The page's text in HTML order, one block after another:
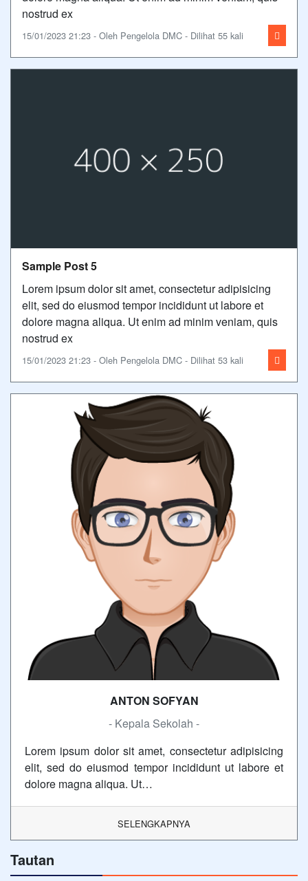
nostrud ex
15/01/2023 21:23 - Oleh Pengelola DMC - Dilihat 55 kali
Sample Post 5
Lorem ipsum dolor sit amet, consectetur adipisicing
elit, sed do eiusmod tempor incididunt ut labore et
dolore magna aliqua. Ut enim ad minim veniam, quis
nostrud ex
15/01/2023 21:23 - Oleh Pengelola DMC - Dilihat 53 kali
ANTON SOFYAN
- Kepala Sekolah -
Lorem ipsum dolor sit amet, consectetur adipisicing
elit, sed do eiusmod tempor incididunt ut labore et
dolore magna aliqua. Ut…
SELENGKAPNYA
Tautan